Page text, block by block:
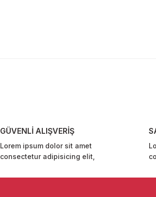
GÜVENLİ ALIŞVERİŞ
Lorem ipsum dolor sit amet
consectetur adipisicing elit,